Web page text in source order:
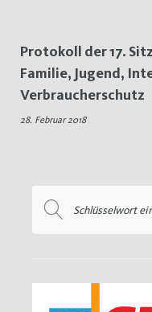
Protokoll der 17.
Familie, Jugend,
Verbraucherschutz
28. Februar 2018
nach: